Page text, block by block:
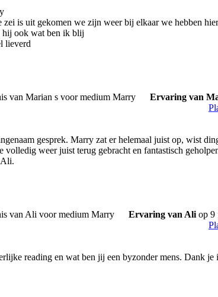
zei is uit gekomen we zijn weer bij elkaar we hebben
hij ook wat ben ik blij
lieverd
Ervaring van
gesprek. Marry zat er helemaal juist op, wist
volledig weer juist terug gebracht en fantastisch
Ervaring van Ali op 9
reading en wat ben jij een byzonder mens. Dank